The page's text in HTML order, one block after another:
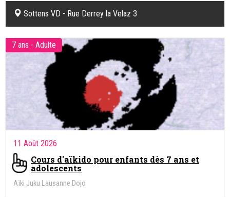
Sottens VD - Rue Derrey la Velaz 3
7 ans - Adulte
11 Août 2026
Cours d'aïkido pour enfants dès 7 ans et
adolescents
Aïki Juku Lausanne Dojo